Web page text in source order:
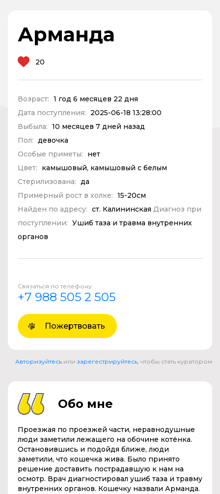
Арманда
20
Возраст: 1 год 6 месяцев 22 дня
Дата поступления:
2025-06-18 13:28:00
Выбыла: 10 месяцев 7 дней назад
Пол: девочка
Особые приметы:
нет
Цвет:
камышовый, камышовый с белым
Стерилизована: да
Примерный рост в холке: 15-20см
Найден по адресу: ст. Калининская Диагноз при
поступлении: Ушиб таза и травма внутренних
органов
Связаться по телефону
+7 988 505 2 505
Пожертвовать
Авторизуйтесь или зарегестрируйтесь, чтобы стать куратором
Обо мне
Проезжая по проезжей части, неравнодушные
люди заметили лежащего на обочине котёнка.
Остановившись и подойдя ближе, люди
заметили, что кошечка жива. Было принято
решение доставить пострадавшую к нам на
осмотр. Врач диагностировал ушиб таза и травму
внутренних органов. Кошечку назвали Арманда.